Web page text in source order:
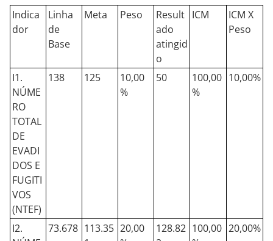
Indica
dor
Linha
de
Base
Meta Peso
Result
ado
atingid
o
ICM
ICM X
Peso
I1.
NÚME
RO
TOTAL
DE
EVADI
DOS E
FUGITI
VOS
(NTEF)
138 125
10,00
%
50
100,00
%
10,00%
I2.
73.678 113.35 20,00
128.82 100,00 20,00%